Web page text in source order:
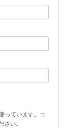
ています。
コ
さい。